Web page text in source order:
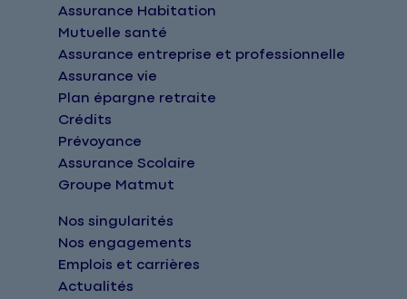
Assurance Habitation
Mutuelle santé
Assurance entreprise et professionnelle
Assurance vie
Plan épargne retraite
Crédits
Prévoyance
Assurance Scolaire
Groupe Matmut
Nos singularités
Nos engagements
Emplois et carrières
Actualités